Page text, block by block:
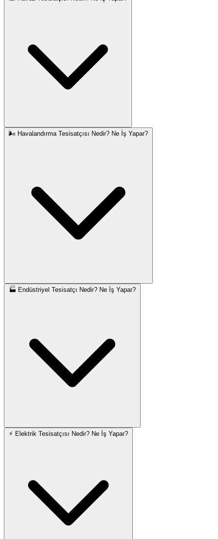
🌬️ Havalandırma Tesisatçısı Nedir? Ne İş Yapar?
🏭 Endüstriyel Tesisatçı Nedir? Ne İş Yapar?
⚡ Elektrik Tesisatçısı Nedir? Ne İş Yapar?